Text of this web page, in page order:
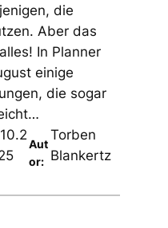
die
Aber das
In Planner
einige
die sogar
Aut
or:
Torben
Blankertz